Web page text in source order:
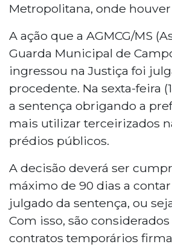
Metropolitana, onde
A ação que a AGMCG/MS
Guarda Municipal de
ingressou na Justiça foi
procedente. Na sexta-feira
a sentença obrigando a
mais utilizar terceirizados
prédios públicos.
A decisão deverá ser
máximo de 90 dias a
julgado da sentença, ou
Com isso, são
contratos temporários